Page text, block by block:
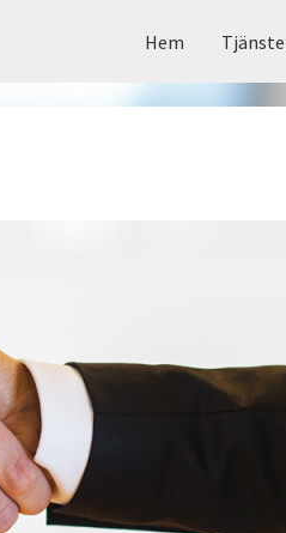
Hem